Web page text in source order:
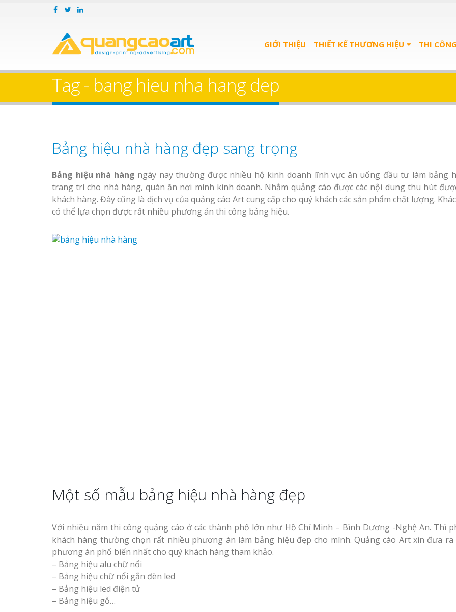
GIỚI THIỆU THIẾT KẾ THƯƠNG HIỆU THI
Tag - bang hieu nha hang dep
Bảng hiệu nhà hàng đẹp sang trọng
Bảng hiệu nhà hàng ngày nay thường được nhiều hộ kinh doanh lĩnh vực ăn uống đầu tư làm bảng
trang trí cho nhà hàng, quán ăn nơi mình kinh doanh. Nhằm quảng cáo được các nội dung thu hút
khách hàng. Đây cũng là dịch vụ của quảng cáo Art cung cấp cho quý khách các sản phẩm chất lượng.
có thể lựa chọn được rất nhiều phương án thi công bảng hiệu.
Một số mẫu bảng hiệu nhà hàng đẹp
Với nhiều năm thi công quảng cáo ở các thành phố lớn như Hồ Chí Minh – Bình Dương -Nghệ An. Thì
khách hàng thường chọn rất nhiều phương án làm bảng hiệu đẹp cho mình. Quảng cáo Art xin đưa
phương án phổ biến nhất cho quý khách hàng tham khảo.
– Bảng hiệu alu chữ nổi
– Bảng hiệu chữ nổi gắn đèn led
– Bảng hiệu led điện tử
– Bảng hiệu gỗ…